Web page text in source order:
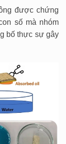
được chứng
số mà nhóm
bố thực sự gây